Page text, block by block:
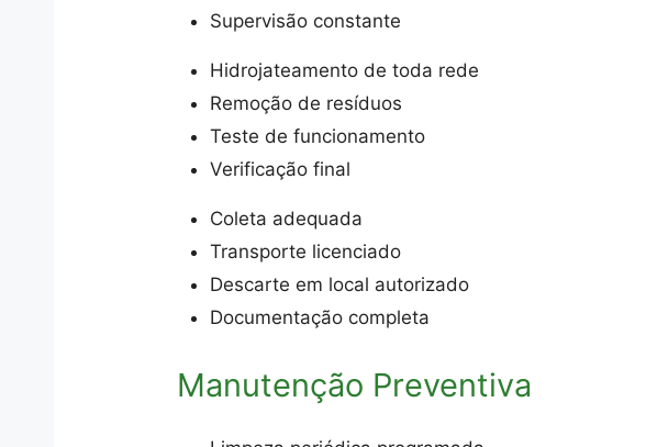
Supervisão constante
Hidrojateamento de toda rede
Remoção de resíduos
Teste de funcionamento
Verificação final
Coleta adequada
Transporte licenciado
Descarte em local autorizado
Documentação completa
Manutenção Preventiva